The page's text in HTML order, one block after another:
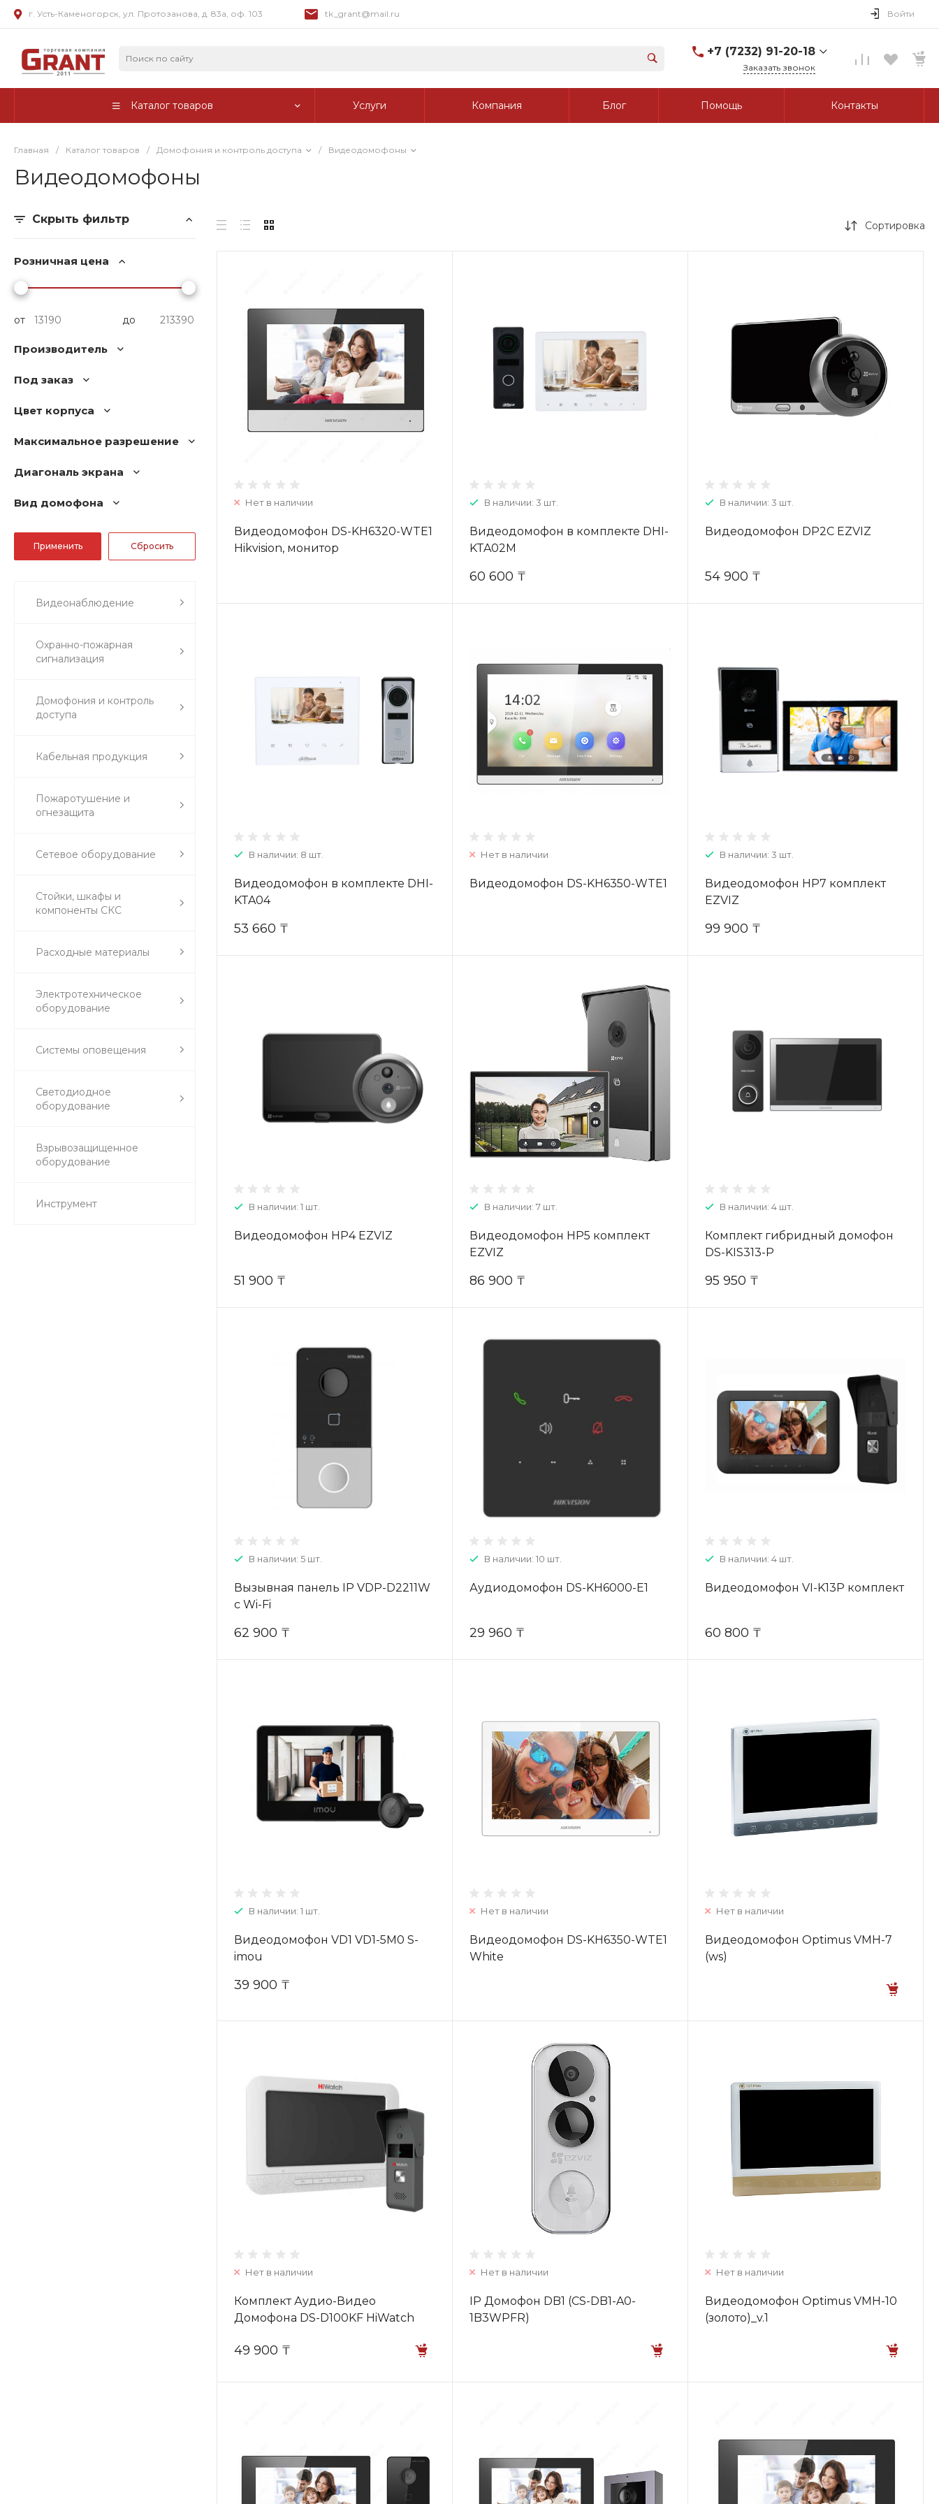
г. Усть-Каменогорск, ул. Протозанова, д. 83а, оф. 103 tk_grant@mail.ru Войти
+7 (7232) 91-20-18
г. Усть-Каменогорск, ул.
Заказать звонок
Каталог товаров Услуги Компания Блог Помощь Контакты
Главная / Каталог товаров / Домофония и контроль доступа / Видеодомофоны
Видеодомофоны
Скрыть фильтр
Розничная цена
от до
Производитель
Под заказ
Цвет корпуса
Максимальное разрешение
Диагональ экрана
Вид домофона
Видеонаблюдение
Охранно-пожарная
сигнализация
Домофония и контроль
доступа
Кабельная продукция
Пожаротушение и
огнезащита
Сетевое оборудование
Стойки, шкафы и
компоненты СКС
Расходные материалы
Электротехническое
оборудование
Системы оповещения
Светодиодное
оборудование
Взрывозащищенное
оборудование
Инструмент
Сортировка
Нет в наличии
Видеодомофон DS-KH6320-WTE1
Hikvision, монитор
В наличии: 3 шт.
Видеодомофон в комплекте DHI-
KTA02M
60 600 ₸
В наличии: 3 шт.
Видеодомофон DP2C EZVIZ
54 900 ₸
В наличии: 8 шт.
Видеодомофон в комплекте DHI-
KTA04
53 660 ₸
Нет в наличии
Видеодомофон DS-KH6350-WTE1
В наличии: 3 шт.
Видеодомофон HP7 комплект
EZVIZ
99 900 ₸
В наличии: 1 шт.
Видеодомофон HP4 EZVIZ
51 900 ₸
В наличии: 7 шт.
Видеодомофон HP5 комплект
EZVIZ
86 900 ₸
В наличии: 4 шт.
Комплект гибридный домофон
DS-KIS313-P
95 950 ₸
В наличии: 5 шт.
Вызывная панель IP VDP-D2211W
c Wi-Fi
62 900 ₸
В наличии: 10 шт.
Аудиодомофон DS-KH6000-E1
29 960 ₸
В наличии: 4 шт.
Видеодомофон VI-K13P комплект
60 800 ₸
В наличии: 1 шт.
Видеодомофон VD1 VD1-5M0 S-
imou
39 900 ₸
Нет в наличии
Видеодомофон DS-KH6350-WTE1
White
Нет в наличии
Видеодомофон Optimus VMН-7
(ws)
Нет в наличии
Комплект Аудио-Видео
Домофона DS-D100KF HiWatch
49 900 ₸
Нет в наличии
IP Домофон DB1 (CS-DB1-A0-
1B3WPFR)
Нет в наличии
Видеодомофон Optimus VMH-10
(золото)_v.1